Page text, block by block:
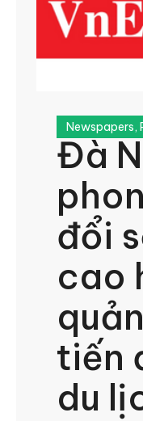
Newspapers,
Đà
đổi
cao
tiến
du